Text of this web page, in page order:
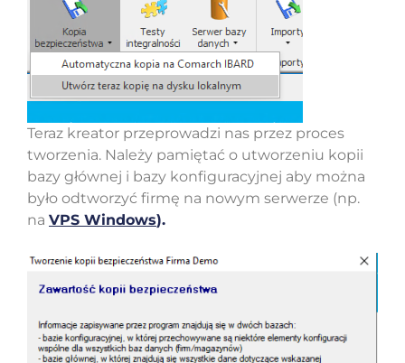
Teraz kreator przeprowadzi nas przez proces
tworzenia. Należy pamiętać o utworzeniu kopii
bazy głównej i bazy konfiguracyjnej aby można
było odtworzyć firmę na nowym serwerze (np.
na VPS Windows).